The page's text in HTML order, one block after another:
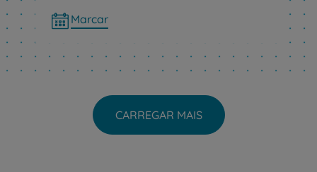
Marcar
CARREGAR MAIS